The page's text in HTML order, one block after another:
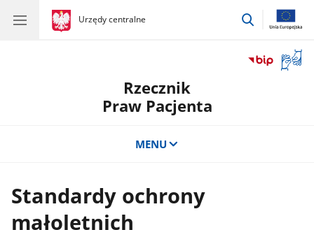
gov.pl
Urzędy centralne
gov.pl
Urzędy
przejdź
okno
Rzecznik
Praw Pacjenta
MENU
Standardy ochrony
małoletnich